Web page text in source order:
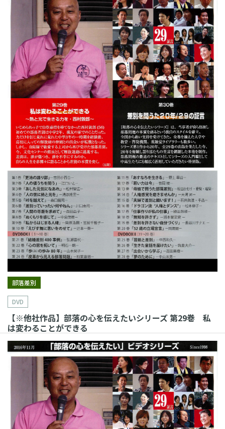
部落差別
DVD
【※他社作品】部落の心を伝えたいシリーズ 第29巻 私
は変わることができる